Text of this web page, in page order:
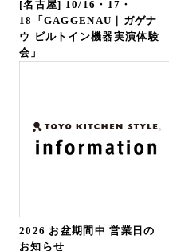
[名古屋] 10/16・17・
18「GAGGENAU｜ガゲナ
ウ ビルトイン機器実演体験
会」
2026 お盆期間中 営業日の
お知らせ